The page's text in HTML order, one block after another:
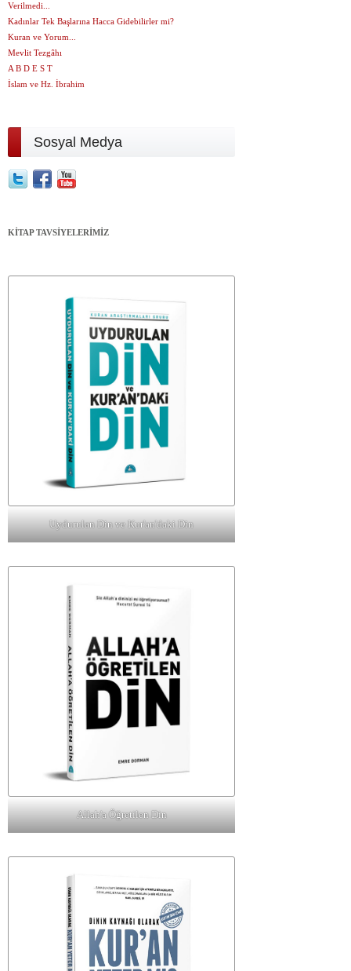
Verilmedi...
Kadınlar Tek Başlarına Hacca Gidebilirler mi?
Kuran ve Yorum...
Mevlit Tezgâhı
A B D E S T
İslam ve Hz. İbrahim
Sosyal Medya
KİTAP TAVSİYELERİMİZ
Uydurulan Din ve Kur'an'daki Din
Allah'a Öğretilen Din